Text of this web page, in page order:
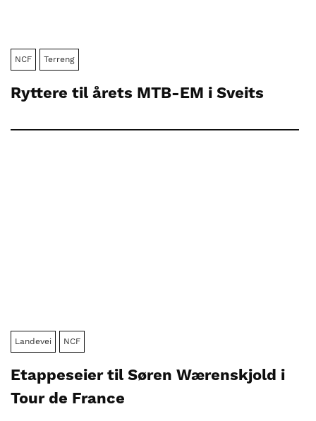
NCF Terreng
Ryttere til årets MTB-EM i Sveits
Landevei NCF
Etappeseier til Søren Wærenskjold i
Tour de France